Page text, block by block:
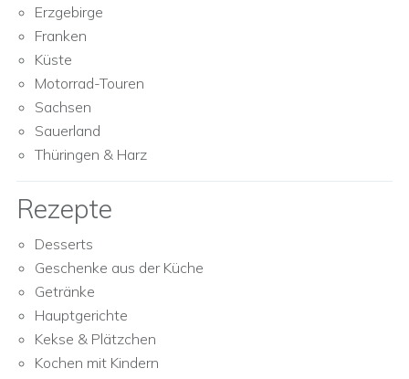
Erzgebirge
Franken
Küste
Motorrad-Touren
Sachsen
Sauerland
Thüringen & Harz
Rezepte
Desserts
Geschenke aus der Küche
Getränke
Hauptgerichte
Kekse & Plätzchen
Kochen mit Kindern